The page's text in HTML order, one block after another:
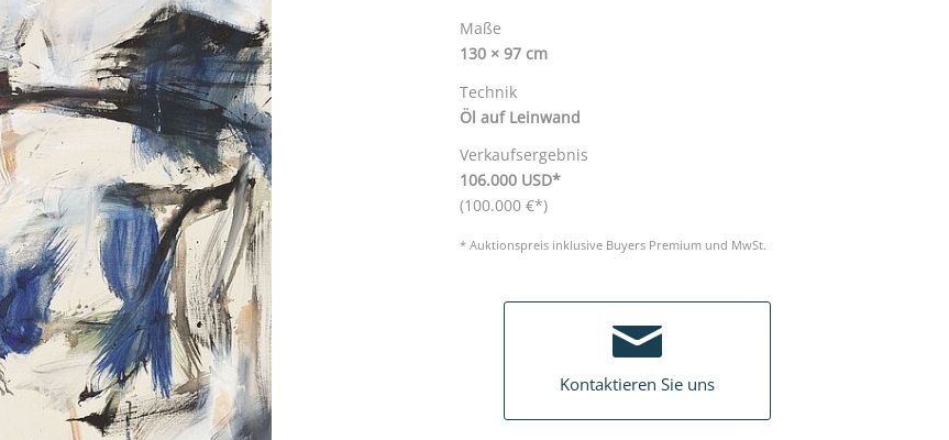
Maße
130 × 97 cm
Technik
Öl auf Leinwand
Verkaufsergebnis
106.000 USD*
(100.000 €*)
* Auktionspreis inklusive Buyers Premium und MwSt.
Kontaktieren Sie uns